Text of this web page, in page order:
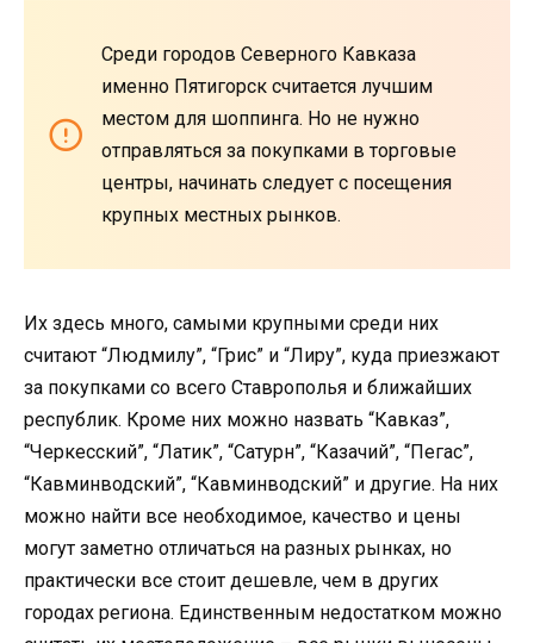
Среди городов Северного Кавказа
именно Пятигорск считается лучшим
местом для шоппинга. Но не нужно
отправляться за покупками в торговые
центры, начинать следует с посещения
крупных местных рынков.
Их здесь много, самыми крупными среди них
считают “Людмилу”, “Грис” и “Лиру”, куда приезжают
за покупками со всего Ставрополья и ближайших
республик. Кроме них можно назвать “Кавказ”,
“Черкесский”, “Латик”, “Сатурн”, “Казачий”, “Пегас”,
“Кавминводский”, “Кавминводский” и другие. На них
можно найти все необходимое, качество и цены
могут заметно отличаться на разных рынках, но
практически все стоит дешевле, чем в других
городах региона. Единственным недостатком можно